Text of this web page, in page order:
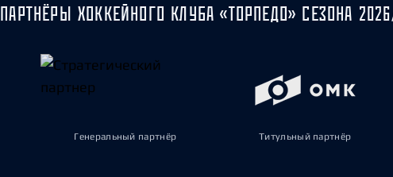
ПАРТНЁРЫ ХОККЕЙНОГО КЛУБА «ТОРПЕДО» СЕЗОНА
Генеральный партнёр Титульный партнёр